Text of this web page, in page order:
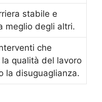
stabile e
meglio degli altri.
che
la qualità del lavoro
la disuguaglianza.